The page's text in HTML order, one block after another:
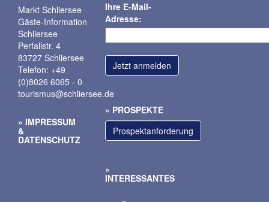
Markt Schliersee
Gäste-Information
Schliersee
Perfallstr. 4
83727 Schliersee
Telefon: +49
(0)8026 6065 - 0
tourismus@schliersee.de
IMPRESSUM
&
DATENSCHUTZ
Ihre E-Mail-
Adresse:
PROSPEKTE
Prospektanforderung
INTERESSANTES